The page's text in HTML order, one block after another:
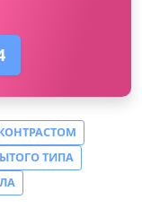
ТИПА